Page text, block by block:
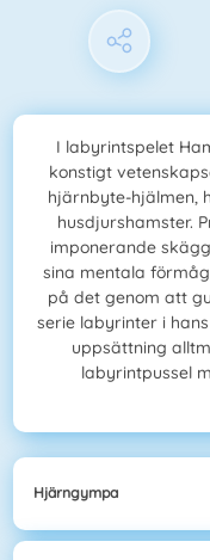
I labyrintspelet
konstigt
hjärnbyte-hjälmen,
husdjurshamster.
imponerande
sina mentala
på det genom att
serie labyrinter i
uppsättning
labyrintpussel
Hjärngympa